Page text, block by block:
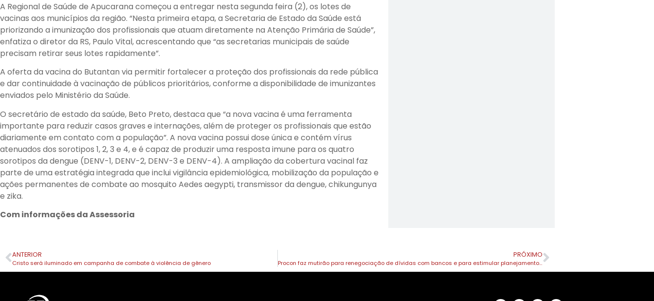
A Regional de Saúde de Apucarana começou a entregar nesta segunda feira (2), os lotes de
vacinas aos municípios da região. “Nesta primeira etapa, a Secretaria de Estado da Saúde está
priorizando a imunização dos profissionais que atuam diretamente na Atenção Primária de Saúde”,
enfatiza o diretor da RS, Paulo Vital, acrescentando que “as secretarias municipais de saúde
precisam retirar seus lotes rapidamente”.
A oferta da vacina do Butantan via permitir fortalecer a proteção dos profissionais da rede pública
e dar continuidade à vacinação de públicos prioritários, conforme a disponibilidade de imunizantes
enviados pelo Ministério da Saúde.
O secretário de estado da saúde, Beto Preto, destaca que “a nova vacina é uma ferramenta
importante para reduzir casos graves e internações, além de proteger os profissionais que estão
diariamente em contato com a população”. A nova vacina possui dose única e contém vírus
atenuados dos sorotipos 1, 2, 3 e 4, e é capaz de produzir uma resposta imune para os quatro
sorotipos da dengue (DENV-1, DENV-2, DENV-3 e DENV-4). A ampliação da cobertura vacinal faz
parte de uma estratégia integrada que inclui vigilância epidemiológica, mobilização da população e
ações permanentes de combate ao mosquito Aedes aegypti, transmissor da dengue, chikungunya
e zika.
Com informações da Assessoria
ANTERIOR
Cristo será iluminado em campanha de combate à violência de gênero
PRÓXIMO
Procon faz mutirão para renegociação de dívidas com bancos e para estimular planejamento financeiro